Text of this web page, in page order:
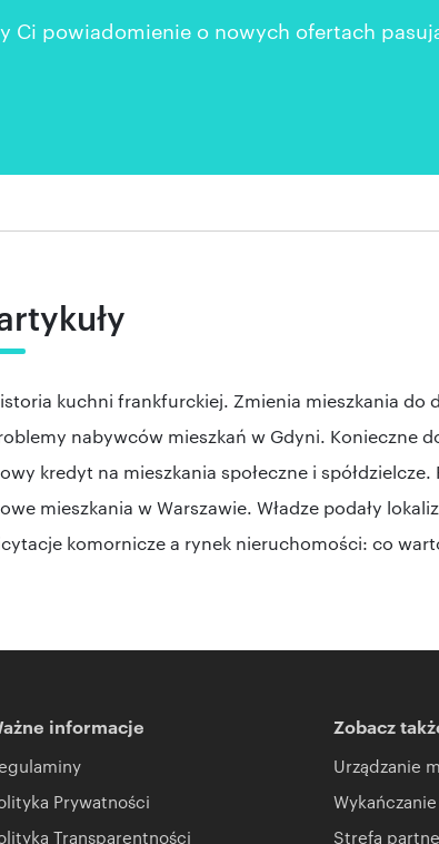
Ci powiadomienie o nowych ofertach
kuchni frankfurckiej. Zmienia mieszkania do
nabywców mieszkań w Gdyni. Konieczne
kredyt na mieszkania społeczne i spółdzielcze.
mieszkania w Warszawie. Władze podały
komornicze a rynek nieruchomości: co
informacje
Prywatności
Transparentności
Zobacz
Urządzanie
Strefa